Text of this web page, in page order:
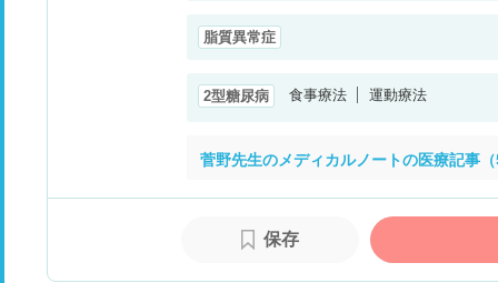
脂質異常症
2型糖尿病 食事療法 運動療法
菅野先生のメディカルノートの医療記事
保存